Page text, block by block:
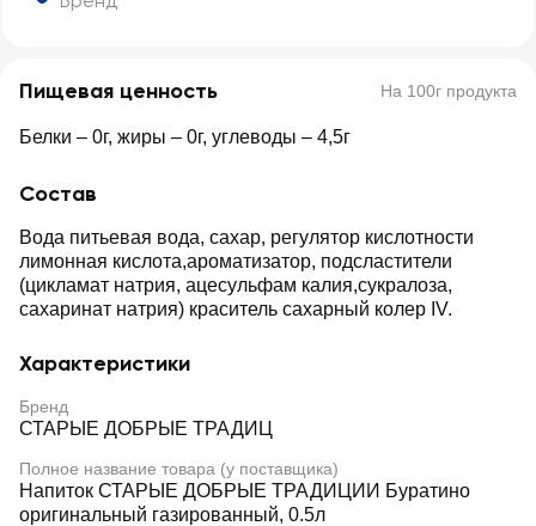
Пищевая ценность На 100г продукта
Белки – 0г, жиры – 0г, углеводы – 4,5г
Состав
Вода питьевая вода, сахар, регулятор кислотности
лимонная кислота,ароматизатор, подсластители
(цикламат натрия, ацесульфам калия,сукралоза,
сахаринат натрия) краситель сахарный колер IV.
Характеристики
Бренд
СТАРЫЕ ДОБРЫЕ ТРАДИЦ
Полное название товара (у поставщика)
Напиток СТАРЫЕ ДОБРЫЕ ТРАДИЦИИ Буратино
оригинальный газированный, 0.5л